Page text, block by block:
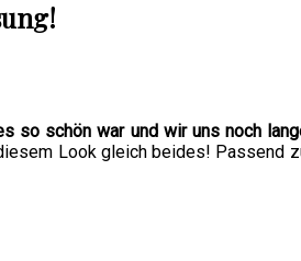
so schön war und wir uns noch
Look gleich beides! Passend